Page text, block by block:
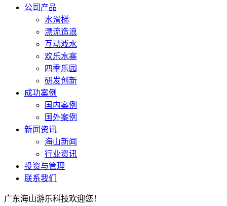
公司产品
水滑梯
漂流造浪
互动戏水
欢乐水寨
四季乐园
研发创新
成功案例
国内案例
国外案例
新闻资讯
海山新闻
行业资讯
投资与管理
联系我们
广东海山游乐科技欢迎您！